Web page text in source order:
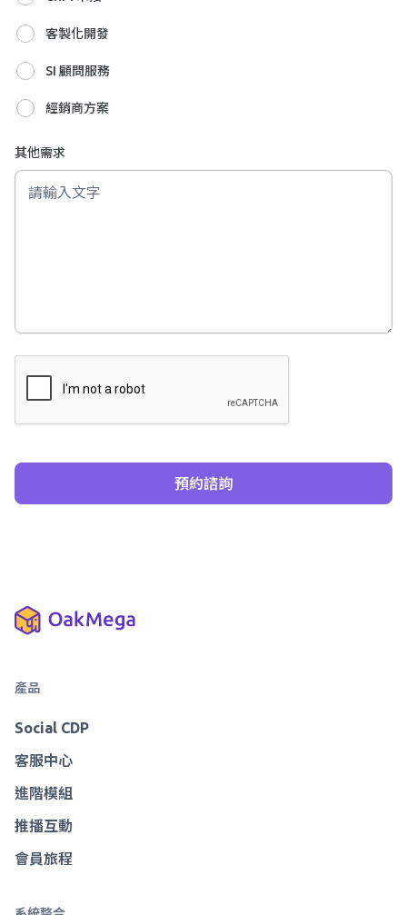
客製化開發
SI 顧問服務
經銷商方案
其他需求
產品
Social CDP
客服中心
進階模組
推播互動
會員旅程